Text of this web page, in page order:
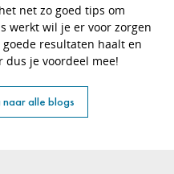
net zo goed tips om
werkt wil je er voor zorgen
resultaten haalt en
dus je voordeel mee!
naar alle blogs